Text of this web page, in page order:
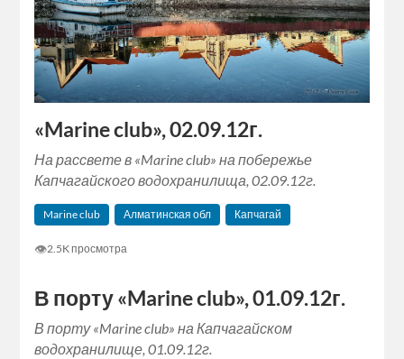
«Marine club», 02.09.12г.
На рассвете в «Marine club» на побережье
Капчагайского водохранилища, 02.09.12г.
Marine club Алматинская обл Капчагай
👁2.5K просмотра
В порту «Marine club», 01.09.12г.
В порту «Marine club» на Капчагайском
водохранилище, 01.09.12г.